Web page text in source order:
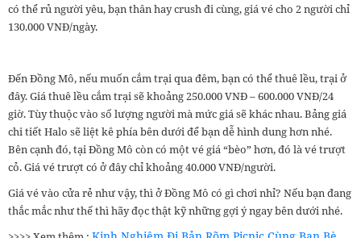
có thể rủ người yêu, bạn thân hay crush đi cùng, giá vé cho 2 người chỉ
130.000 VNĐ/ngày.
Đến Đồng Mô, nếu muốn cắm trại qua đêm, bạn có thể thuê lều, trại ở
đây. Giá thuê lều cắm trại sẽ khoảng 250.000 VNĐ – 600.000 VNĐ/24
giờ. Tùy thuộc vào số lượng người mà mức giá sẽ khác nhau. Bảng giá
chi tiết Halo sẽ liệt kê phía bên dưới để bạn dễ hình dung hơn nhé.
Bên cạnh đó, tại Đồng Mô còn có một vé giá “bèo” hơn, đó là vé trượt
cỏ. Giá vé trượt có ở đây chỉ khoảng 40.000 VNĐ/người.
Giá vé vào cửa rẻ như vậy, thì ở Đồng Mô có gì chơi nhỉ? Nếu bạn đang
thắc mắc như thế thì hãy đọc thật kỹ những gợi ý ngay bên dưới nhé.